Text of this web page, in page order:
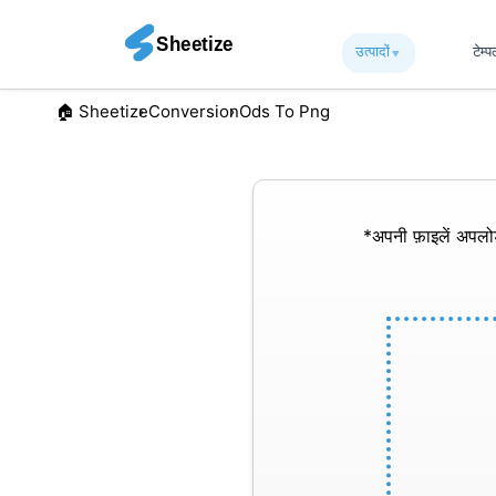
उत्पादों▾︎
🏠︎ SheetizeConversionOds To Png
*अपनी फ़ाइलें